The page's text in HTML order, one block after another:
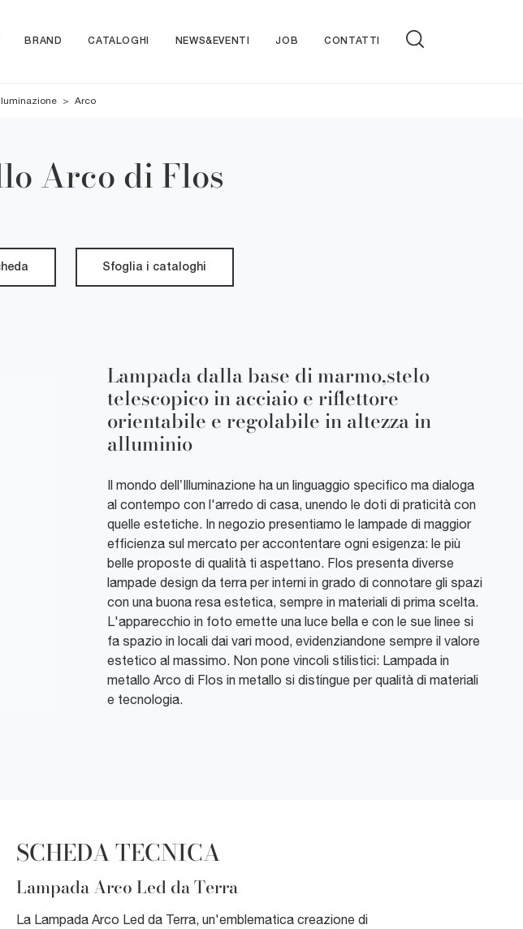
BRAND CATALOGHI NEWS&EVENTI JOB CONTATTI
> Arco
Arco di Flos
Sfoglia i cataloghi
Lampada dalla base di marmo,stelo
telescopico in acciaio e riflettore
orientabile e regolabile in altezza in
alluminio
Il mondo dell’Illuminazione ha un linguaggio specifico ma dialoga
al contempo con l'arredo di casa, unendo le doti di praticità con
quelle estetiche. In negozio presentiamo le lampade di maggior
efficienza sul mercato per accontentare ogni esigenza: le più
belle proposte di qualità ti aspettano. Flos presenta diverse
lampade design da terra per interni in grado di connotare gli spazi
con una buona resa estetica, sempre in materiali di prima scelta.
L'apparecchio in foto emette una luce bella e con le sue linee si
fa spazio in locali dai vari mood, evidenziandone sempre il valore
estetico al massimo. Non pone vincoli stilistici: Lampada in
metallo Arco di Flos in metallo si distingue per qualità di materiali
e tecnologia.
SCHEDA TECNICA
Lampada Arco Led da Terra
La Lampada Arco Led da Terra, un'emblematica creazione di